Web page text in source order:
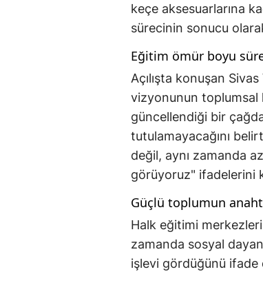
keçe aksesuarlarına
sürecinin sonucu
Eğitim ömür boyu
Açılışta konuşan
vizyonunun toplumsal
güncellendiği bir çağda
tutulamayacağını
değil, aynı zamanda
görüyoruz" ifadelerini
Güçlü toplumun
Halk eğitimi
zamanda sosyal
işlevi gördüğünü ifade